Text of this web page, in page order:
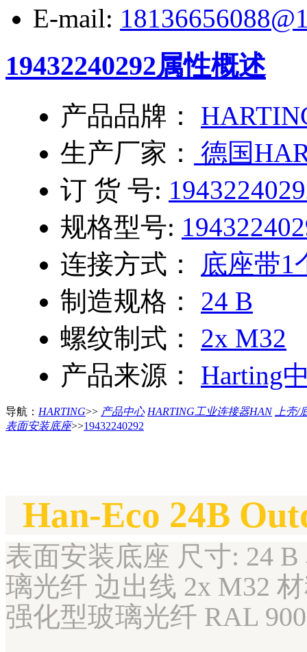
E-mail:
19432240292属性概述
产品品牌：
生产厂家：
德国
订 货 号:
规格型号:
连接方式：
底座带1
制造规格：
24 B
螺纹制式：
2x M32
产品来源：
Harting
导航： HARTING>> 产品中心 HARTING工业连接器HAN
上壳/
表面安装底座>>19432240292
Han-Eco 24B
表面安装底座 尺寸: 24
璃光纤 边出线 2x M32
强化型玻璃光纤 RAL